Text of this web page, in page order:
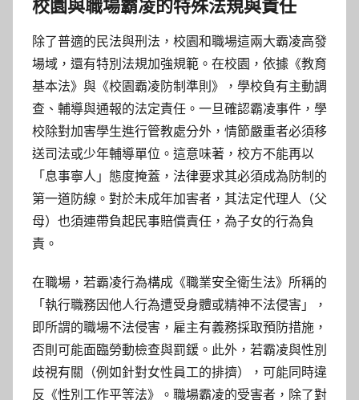
校園與職場霸凌的特殊法規與責任
除了普適的民法與刑法，校園和職場這兩大霸凌高發
場域，還有特別法規加強規範。在校園，依據《教育
基本法》與《校園霸凌防制準則》，學校負有主動調
查、輔導與通報的法定責任。一旦確認霸凌事件，學
校除對加害學生進行管教處分外，情節嚴重者必須移
送司法或少年輔導單位。這意味著，校方不能再以
「息事寧人」態度掩蓋，法律要求其必須成為防制的
第一道防線。對於未成年加害者，其法定代理人（父
母）也須連帶負起民事賠償責任，為子女的行為負
責。
在職場，若霸凌行為構成《職業安全衛生法》所稱的
「執行職務因他人行為遭受身體或精神不法侵害」，
即所謂的職場不法侵害，雇主有義務採取預防措施，
否則可能面臨勞動檢查與罰鍰。此外，若霸凌與性別
歧視有關（例如針對女性員工的排擠），可能同時違
反《性別工作平等法》。職場霸凌的受害者，除了對